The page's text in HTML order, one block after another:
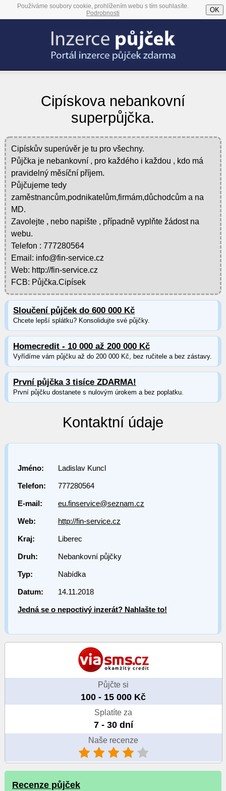
Používáme soubory cookie, prohlížením webu s tím souhlasíte.
Podrobnosti
OK
Cipískova nebankovní
superpůjčka.
Cipískův superúvěr je tu pro všechny.
Půjčka je nebankovní , pro každého i každou , kdo má
pravidelný měsíční příjem.
Půjčujeme tedy
zaměstnancům,podnikatelům,firmám,důchodcům a na
MD.
Zavolejte , nebo napište , případně vyplňte žádost na
webu.
Telefon : 777280564
Email: info@fin-service.cz
Web: http://fin-service.cz
FCB: Půjčka.Cipísek
Sloučení půjček do 600 000 Kč
Chcete lepší splátku? Konsolidujte své půjčky.
Homecredit - 10 000 až 200 000 Kč
Vyřídíme vám půjčku až do 200 000 Kč, bez ručitele a bez zástavy.
První půjčka 3 tisíce ZDARMA!
První půjčku dostanete s nulovým úrokem a bez poplatku.
Kontaktní údaje
Jméno: Ladislav Kuncl
Telefon: 777280564
E-mail: eu.finservice@seznam.cz
Web: http://fin-service.cz
Kraj: Liberec
Druh: Nebankovní půjčky
Typ: Nabídka
Datum: 14.11.2018
Jedná se o nepoctivý inzerát? Nahlašte to!
Půjčte si
100 - 15 000 Kč
Splatíte za
7 - 30 dní
Naše recenze
Recenze půjček